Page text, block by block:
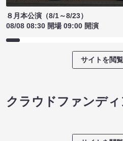
８月本公演（8/1～8/23）
08/08 08:30 開場 09:00 開演
サイトを閲
クラウドファンデ